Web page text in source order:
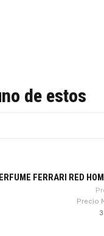
de estos
FERRARI RED
Precio